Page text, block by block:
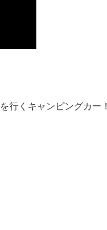
行くキャンピングカー！